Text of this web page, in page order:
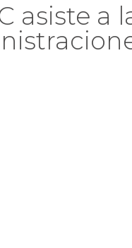
asiste